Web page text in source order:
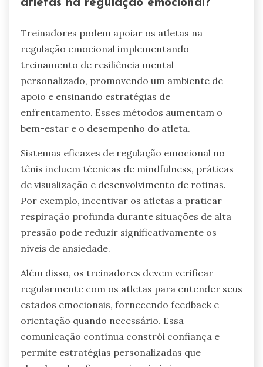
Quais são as melhores práticas
para desenvolver habilidades de
regulação emocional?
Desenvolver habilidades de regulação emocional
no tênis envolve prática consistente e
estratégias mentais. Foque em técnicas de
mindfulness, como respiração profunda e
visualização, para aumentar a autoconsciência e
gerenciar o estresse. Implementar a
reestruturação cognitiva pode ajudar os atletas
a reformular pensamentos negativos,
Engajar-se regularmente em práticas reflexivas,
como a escrita em diário, permite que os
jogadores avaliem suas respostas emocionais e
acompanhem o progresso. Além disso, buscar
apoio social de treinadores e colegas de equipe
pode fortalecer o bem-estar emocional, criando